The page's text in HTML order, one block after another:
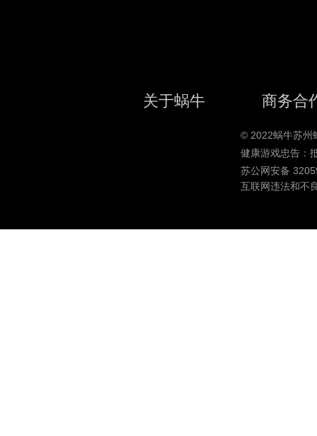
关于蜗牛 商务合
© 2022蜗牛苏州
健康游戏忠告：
苏公网安备
互联网违法和不